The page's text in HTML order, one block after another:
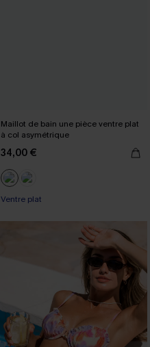
Maillot de bain une pièce ventre plat
à col asymétrique
34,00 €
Ventre plat